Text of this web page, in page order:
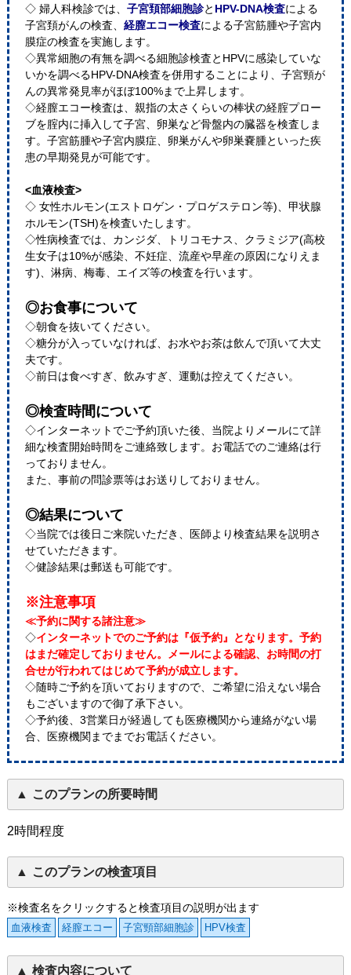
◇ 婦人科検診では、 子宮頚部細胞診と HPV-DNA検査による
子宮頚がんの検査、 経膣エコー検査による子宮筋腫や子宮内
膜症の検査を実施します。
◇異常細胞の有無を調べる細胞診検査とHPVに感染していな
いかを調べるHPV-DNA検査を併用することにより、子宮頸が
んの異常発見率がほぼ100%まで上昇します。
◇経膣エコー検査は、親指の太さくらいの棒状の経腟プロー
ブを腟内に挿入して子宮、卵巣など骨盤内の臓器を検査しま
す。子宮筋腫や子宮内膜症、卵巣がんや卵巣嚢腫といった疾
患の早期発見が可能です。
<血液検査>
◇ 女性ホルモン(エストロゲン・プロゲステロン等)、甲状腺
ホルモン(TSH)を検査いたします。
◇性病検査では、カンジダ、トリコモナス、クラミジア(高校
生女子は10%が感染、不妊症、流産や早産の原因になりえま
す)、淋病、梅毒、エイズ等の検査を行います。
◎お食事について
◇朝食を抜いてください。
◇糖分が入っていなければ、お水やお茶は飲んで頂いて大丈
夫です。
◇前日は食べすぎ、飲みすぎ、運動は控えてください。
◎検査時間について
◇インターネットでご予約頂いた後、当院よりメールにて詳
細な検査開始時間をご連絡致します。お電話でのご連絡は行
っておりません。
また、事前の問診票等はお送りしておりません。
◎結果について
◇当院では後日ご来院いただき、医師より検査結果を説明さ
せていただきます。
◇健診結果は郵送も可能です。
※注意事項
≪予約に関する諸注意≫
◇インターネットでのご予約は『仮予約』となります。予約
はまだ確定しておりません。メールによる確認、お時間の打
合せが行われてはじめて予約が成立します。
◇随時ご予約を頂いておりますので、ご希望に沿えない場合
もございますので御了承下さい。
◇予約後、3営業日が経過しても医療機関から連絡がない場
合、医療機関までまでお電話ください。
このプランの所要時間
2時間程度
このプランの検査項目
※検査名をクリックすると検査項目の説明が出ます
血液検査 経膣エコー 子宮頸部細胞診 HPV検査
検査内容について